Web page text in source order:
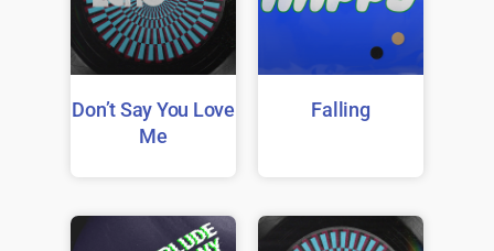
Don’t Say You Love
Me
Falling